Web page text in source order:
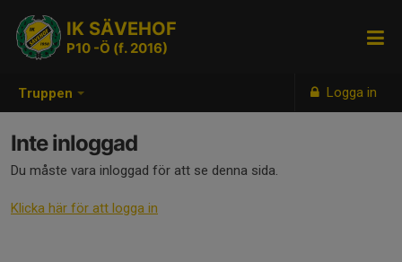
Truppen Logga in
IK SÄVEHOF
P10 -Ö (f. 2016)
Inte inloggad
Du måste vara inloggad för att se denna sida.
Klicka här för att logga in